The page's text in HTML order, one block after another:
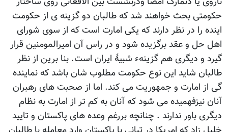
حکومتی بحث خواهند شد که طالبان دو گزینه ی از حکومت
اینده را در نظر دارند که یکی امارت است که از سوی شورای
اهل حل و عقد برگزیده شود و در راس آن امیرالمومنین قرار
گیرد و دیگری هم گزینهء شبیۀ ایران است. بنا برین از نظر
طالبان شاید این نوع حکومت مطلوب شان باشد که نماینده
گی از امارت و جمهوریت می کند. اما از صحبت های رهبران
آنان نیزفهمیده می شود که آنان به کم تر از امارت به نظام
دیگری باور ندارند . چنانچه بررغم وعده های پاکستان و تایید